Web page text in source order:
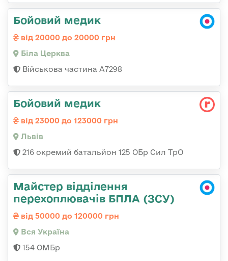
Бойовий медик
від 20000 до 20000 грн
Біла Церква
Військова частина А7298
Бойовий медик
від 23000 до 123000 грн
Львів
216 окремий батальйон 125 ОБр Сил ТрО
Майстер відділення
перехоплювачів БПЛА (ЗСУ)
від 50000 до 120000 грн
Вся Україна
154 ОМБр